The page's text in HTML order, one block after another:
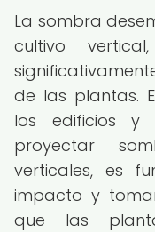
La sombra
cultivo
de las plantas.
los edificios y
proyectar
verticales, es
impacto y
que las